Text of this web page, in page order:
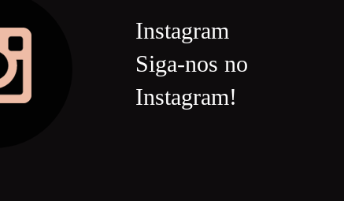
Instagram
Siga-nos no
Instagram!